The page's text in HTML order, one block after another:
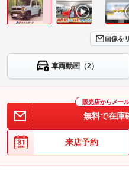
画像を
車両動画（2）
販売店からメー
無料で在庫
来店予約